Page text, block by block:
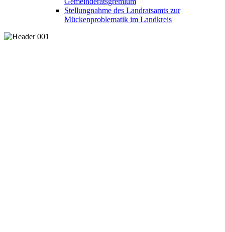
Stellungnahme des Landratsamts zur
Mückenproblematik im Landkreis